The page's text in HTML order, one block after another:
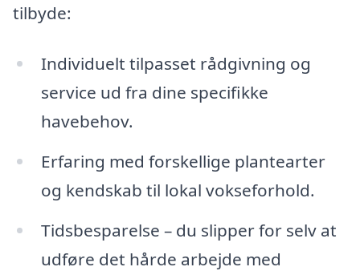
tilbyde:
Individuelt tilpasset rådgivning og
service ud fra dine specifikke
havebehov.
Erfaring med forskellige plantearter
og kendskab til lokal vokseforhold.
Tidsbesparelse – du slipper for selv at
udføre det hårde arbejde med